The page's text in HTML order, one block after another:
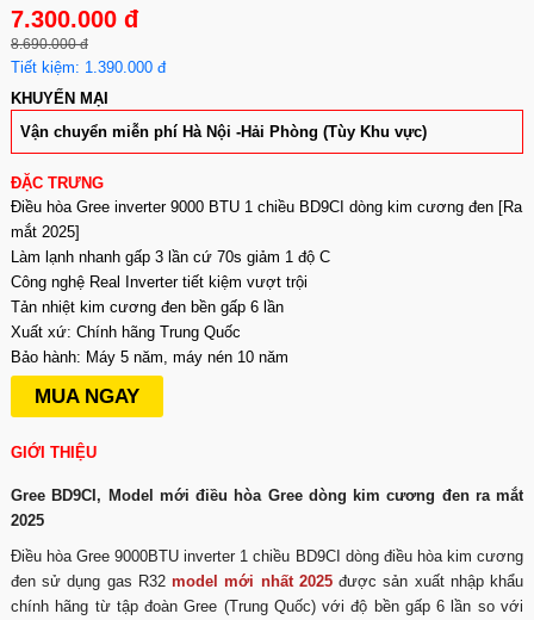
7.300.000 đ
8.690.000 đ
Tiết kiệm: 1.390.000 đ
KHUYẾN MẠI
Vận chuyển miễn phí Hà Nội -Hải Phòng (Tùy Khu vực)
ĐẶC TRƯNG
Điều hòa Gree inverter 9000 BTU 1 chiều BD9CI dòng kim cương đen [Ra
mắt 2025]
Làm lạnh nhanh gấp 3 lần cứ 70s giảm 1 độ C
Công nghệ Real Inverter tiết kiệm vượt trội
Tản nhiệt kim cương đen bền gấp 6 lần
Xuất xứ: Chính hãng Trung Quốc
Bảo hành: Máy 5 năm, máy nén 10 năm
MUA NGAY
GIỚI THIỆU
Gree BD9CI, Model mới điều hòa Gree dòng kim cương đen ra mắt
2025
Điều hòa Gree 9000BTU inverter 1 chiều BD9CI dòng điều hòa kim cương
đen sử dụng gas R32model mới nhất 2025được sản xuất nhập khẩu
chính hãng từ tập đoàn Gree (Trung Quốc) với độ bền gấp 6 lần so với